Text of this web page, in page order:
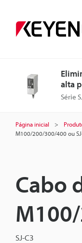
alta
Série
Página inicial
M100/200/300/400 ou
Cabo
SJ-C3